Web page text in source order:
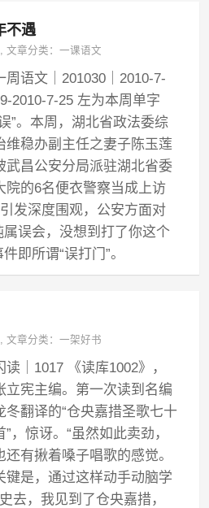
不遇
,文章分类：一课语文
周语文｜201030｜2010-7-
2010-7-25 左为本周单字
”。本周，湖北省政法委综
维稳办副主任之妻子陈玉莲
武昌公安分局派驻湖北省委
院的6名便衣警察当成上访
发深度围观，公安方面对
属误会，没想到打了你这个
即所谓“误打门”。
,文章分类：一架好书
读｜1017 《读库1002》，
立宪主编。第一次读到名编
冬翻译的“仓央嘉措圣歌七十
”，惊讶。“虽然如此卖劲，
还有揪着嗓子唱歌的感觉。
键是，通过这样动手动脑学
去，我见到了仓央嘉措，